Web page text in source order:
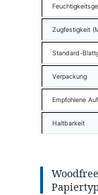
Zugfestigkeit
Standard-
Verpackung
Empfohlene
Haltbarkeit